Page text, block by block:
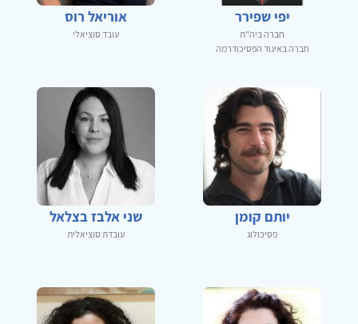
יפי שפירר
חברה ביה"ת
חברה באיגוד הפסיכודרמה
אוריאל רוס
עובד סוציאלי
יותם קומן
פסיכולוג
שני אלבז בצלאל
עובדת סוציאלית